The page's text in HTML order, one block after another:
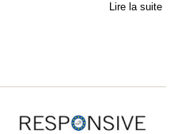
Lire la suite